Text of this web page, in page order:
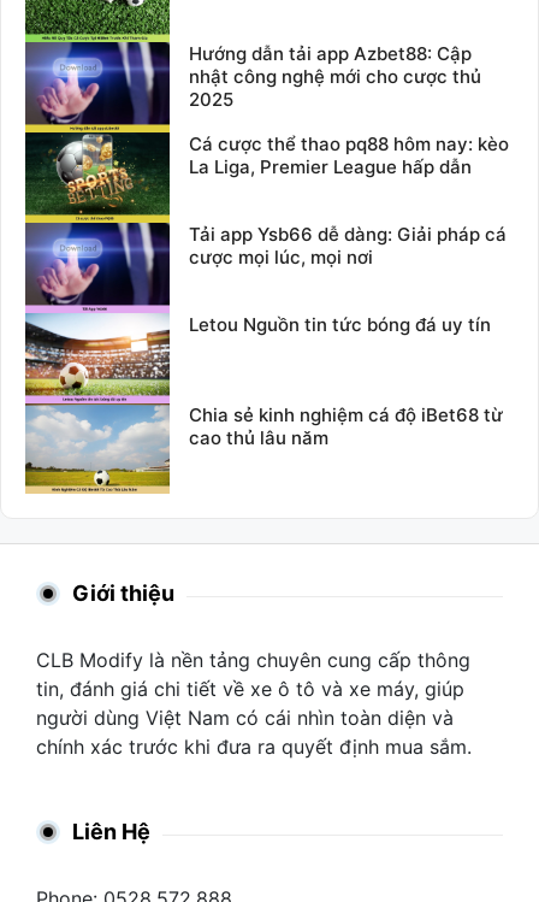
Hướng dẫn tải app Azbet88: Cập
nhật công nghệ mới cho cược thủ
2025
Cá cược thể thao pq88 hôm nay: kèo
La Liga, Premier League hấp dẫn
Tải app Ysb66 dễ dàng: Giải pháp cá
cược mọi lúc, mọi nơi
Letou Nguồn tin tức bóng đá uy tín
Chia sẻ kinh nghiệm cá độ iBet68 từ
cao thủ lâu năm
Giới thiệu
CLB Modify là nền tảng chuyên cung cấp thông
tin, đánh giá chi tiết về xe ô tô và xe máy, giúp
người dùng Việt Nam có cái nhìn toàn diện và
chính xác trước khi đưa ra quyết định mua sắm.
Liên Hệ